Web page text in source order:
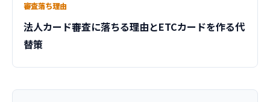
審査落ち理由
法人カード審査に落ちる理由とETCカードを作る代
替策